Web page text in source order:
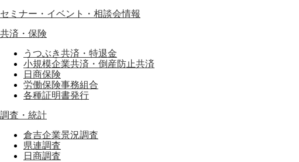
セミナー・イベント・相談会情報
共済・保険
うつぶき共済・特退金
小規模企業共済・倒産防止共済
日商保険
労働保険事務組合
各種証明書発行
調査・統計
倉吉企業景況調査
県連調査
日商調査